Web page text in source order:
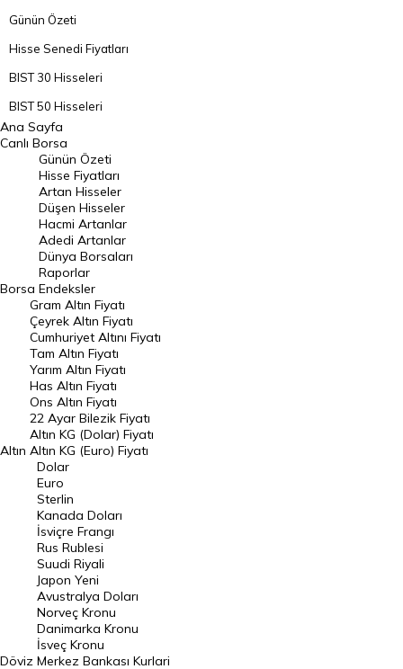
Günün Özeti
Hisse Senedi Fiyatları
BIST 30 Hisseleri
BIST 50 Hisseleri
BIST 100 Hisseleri
En Çok Artan Hisseler
En Çok Düşen Hisseler
Hacmi Artanlar
Geçmiş Kapanışlar
Dünya Borsaları
Raporlar
Endeksler
DÖVİZ
Döviz Kuru
Dolar Kuru
Euro Kuru
Pound Kuru
Frank Kuru
Riyal Kuru
Avustralya Doları
Danimarka Kronu Kuru
Kanada Doları Kuru
Norveç Kronu Kuru
Ana Sayfa
Canlı Borsa
Borsa
Günün Özeti
Hisse Fiyatları
Artan Hisseler
Düşen Hisseler
Hacmi Artanlar
Adedi Artanlar
Dünya Borsaları
Raporlar
Endeksler
Altın
Gram Altın Fiyatı
Çeyrek Altın Fiyatı
Cumhuriyet Altını Fiyatı
Tam Altın Fiyatı
Yarım Altın Fiyatı
Has Altın Fiyatı
Ons Altın Fiyatı
22 Ayar Bilezik Fiyatı
Altın KG (Dolar) Fiyatı
Altın KG (Euro) Fiyatı
Döviz
Dolar
Euro
Sterlin
Kanada Doları
İsviçre Frangı
Rus Rublesi
Suudi Riyali
Japon Yeni
Avustralya Doları
Norveç Kronu
Danimarka Kronu
İsveç Kronu
Merkez Bankası Kurlari